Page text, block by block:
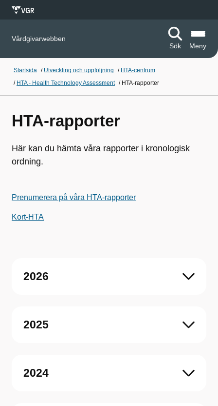
Vårdgivarwebben
Sök
Meny
Startsida / Utveckling och uppföljning / HTA-centrum
/ HTA - Health Technology Assessment / HTA-rapporter
HTA-rapporter
Här kan du hämta våra rapporter i kronologisk
ordning.
Prenumerera på våra HTA-rapporter
Kort-HTA
2026
2025
2024